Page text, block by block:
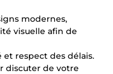
modernes,
visuelle afin de
et respect des délais.
discuter de votre